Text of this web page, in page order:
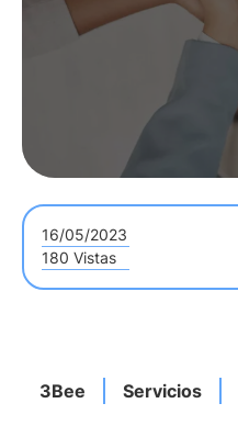
16/05/2023
180 Vistas
3Bee Servicios